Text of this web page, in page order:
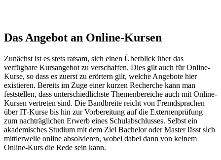
Das Angebot an Online-Kursen
Zunächst ist es stets ratsam, sich einen Überblick über das
verfügbare Kursangebot zu verschaffen. Dies gilt auch für Online-
Kurse, so dass es zuerst zu erörtern gilt, welche Angebote hier
existieren. Bereits im Zuge einer kurzen Recherche kann man
feststellen, dass unterschiedlichste Themenbereiche auch mit Online-
Kursen vertreten sind. Die Bandbreite reicht von Fremdsprachen
über IT-Kurse bis hin zur Vorbereitung auf die Externenprüfung
zum nachträglichen Erwerb eines Schulabschlusses. Selbst ein
akademisches Studium mit dem Ziel Bachelor oder Master lässt sich
mittlerweile online absolvieren, wobei dabei dann von keinem
Online-Kurs die Rede sein kann.